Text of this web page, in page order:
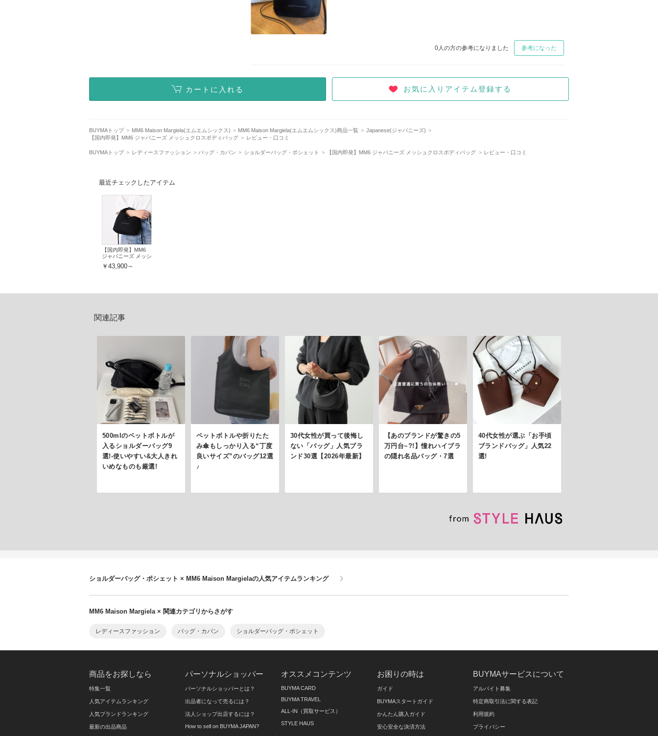
0 人の方の参考になりました 参考になった
カートに入れる お気に入りアイテム登録する
BUYMAトップ MM6 Maison Margiela(エムエムシックス) MM6 Maison Margiela(エムエムシックス)商品一覧
Japanese(ジャパニーズ)
【国内即発】MM6 ジャパニーズ メッシュクロスボディバッグ
レビュー・口コミ
BUYMAトップ レディースファッション バッグ・カバン ショルダーバッグ・ポシェット 【国内即発】MM6 ジャパニーズ メッシュクロスボディバッグ レビュー・口コミ
最近チェックしたアイテム
【国内即発】MM6
ジャパニーズ メッシ
ュクロスボディバッ
グ
￥43,900～
関連記事
500mlのペットボトルが
入るショルダーバッグ9
選!-使いやすい&大人きれ
いめなものも厳選!
ペットボトルや折りたた
み傘もしっかり入る“丁度
良いサイズ”のバッグ12選
♪
30代女性が買って後悔し
ない「バッグ」人気ブラ
ンド30選【2026年最新】
【あのブランドが驚きの5
万円台~?!】憧れハイブラ
の隠れ名品バッグ・7選
40代女性が選ぶ「お手頃
ブランドバッグ」人気22
選!
ショルダーバッグ・ポシェット × MM6 Maison Margielaの人気アイテムランキング
MM6 Maison Margiela × 関連カテゴリからさがす
レディースファッション バッグ・カバン ショルダーバッグ・ポシェット
商品をお探しなら
特集一覧
人気アイテムランキング
人気ブランドランキング
最新の出品商品
パーソナルショッパー
パーソナルショッパーとは？
出品者になって売るには？
法人ショップ出店するには？
How to sell on BUYMA JAPAN?
オススメコンテンツ
BUYMA CARD
BUYMA TRAVEL
ALL-IN（買取サービス）
STYLE HAUS
お困りの時は
ガイド
BUYMAスタートガイド
かんたん購入ガイド
安心安全な決済方法
BUYMAサービスについて
アルバイト募集
特定商取引法に関する表記
利用規約
プライバシー